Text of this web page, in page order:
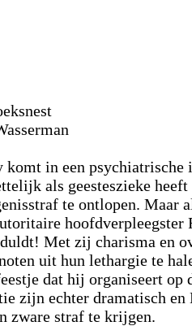
in een psychiatrische
als geesteszieke heeft
te ontlopen. Maar
hoofdverpleegster
duldt! Met zij charisma en
uit hun lethargie te
dat hij organiseert op
zijn echter dramatisch
zware straf te krijgen.